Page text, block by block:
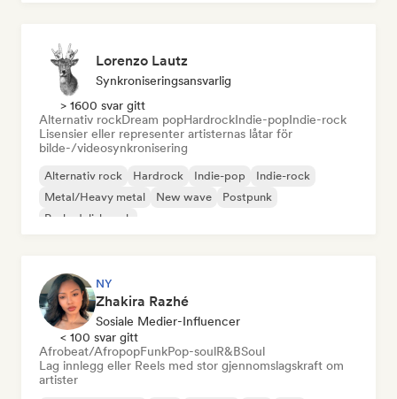
Lorenzo Lautz
Synkroniseringsansvarlig
> 1600 svar gitt
Alternativ rockDream popHardrockIndie-popIndie-rock
Lisensier eller representer artisternas låtar för
bilde-/videosynkronisering
Alternativ rock Hardrock Indie-pop
Indie-rock
Metal/Heavy metal
New wave
Postpunk
Psykedelisk rock
NY
Zhakira Razhé
Sosiale Medier-Influencer
< 100 svar gitt
Afrobeat/AfropopFunkPop-soulR&BSoul
Lag innlegg eller Reels med stor gjennomslagskraft om
artister